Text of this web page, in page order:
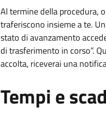
Al termine della procedura,
traferiscono insieme a te.
stato di avanzamento
di trasferimento in corso”.
accolta, riceverai una
Tempi e